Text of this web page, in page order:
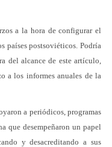
a la hora de configurar el
países postsoviéticos. Podría
del alcance de este artículo,
a los informes anuales de la
a periódicos, programas
que desempeñaron un papel
y desacreditando a sus